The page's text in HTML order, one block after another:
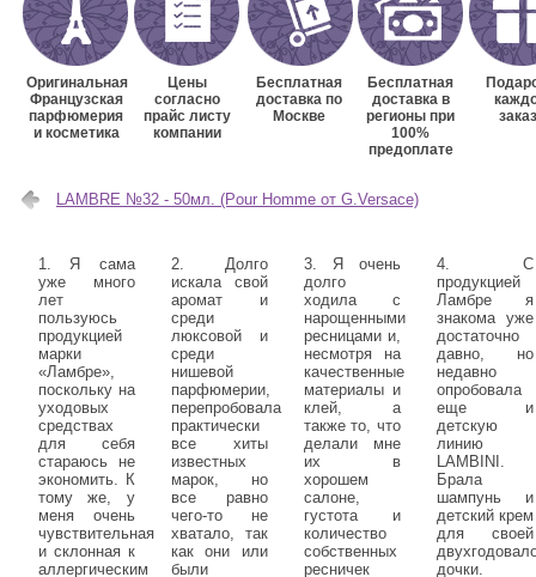
Оригинальная
Французская
парфюмерия
и косметика
Цены
согласно
прайс листу
компании
Бесплатная
доставка по
Москве
Бесплатная
доставка в
регионы при
100%
предоплате
LAMBRE №32 - 50мл. (Pour Homme от G.Versace)
1. Я сама
уже много
лет
пользуюсь
продукцией
марки
«Ламбре»,
поскольку на
уходовых
средствах
для себя
стараюсь не
экономить. К
тому же, у
меня очень
чувствительная
и склонная к
аллергическим
2. Долго
искала свой
аромат и
среди
люксовой и
среди
нишевой
парфюмерии,
перепробовала
практически
все хиты
известных
марок, но
все равно
чего-то не
хватало, так
как они или
были
3. Я очень
долго
ходила с
нарощенными
ресницами и,
несмотря на
качественные
материалы и
клей, а
также то, что
делали мне
их в
хорошем
салоне,
густота и
количество
собственных
ресничек
4. С
продукцией
Ламбре я
знакома уже
достаточно
давно, но
недавно
опробовала
еще и
детскую
линию
LAMBINI.
Брала
шампунь и
детский крем
для своей
дочки.